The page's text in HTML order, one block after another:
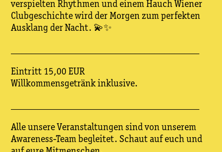
verspielten Rhythmen und einem Hauch Wiener
Clubgeschichte wird der Morgen zum perfekten
Ausklang der Nacht. 💫✨
Eintritt 15,00 EUR
Willkommensgetränk inklusive.
Alle unsere Veranstaltungen sind von unserem
Awareness-Team begleitet. Schaut auf euch und